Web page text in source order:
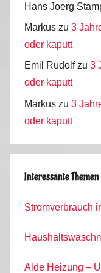
Hans Joerg
Markus zu 3
oder kaputt
Emil Rudolfzu 3
oder kaputt
Markus zu 3
oder kaputt
Interessante Themen
Stromverbrauch
Alde Heizung –